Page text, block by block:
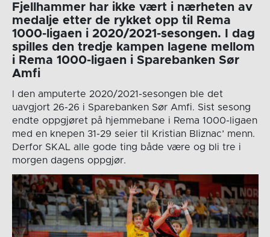
Fjellhammer har ikke vært i nærheten av
medalje etter de rykket opp til Rema
1000-ligaen i 2020/2021-sesongen. I dag
spilles den tredje kampen lagene mellom
i Rema 1000-ligaen i Sparebanken Sør
Amfi
I den amputerte 2020/2021-sesongen ble det
uavgjort 26-26 i Sparebanken Sør Amfi. Sist sesong
endte oppgjøret på hjemmebane i Rema 1000-ligaen
med en knepen 31-29 seier til Kristian Bliznac’ menn.
Derfor SKAL alle gode ting både være og bli tre i
morgen dagens oppgjør.